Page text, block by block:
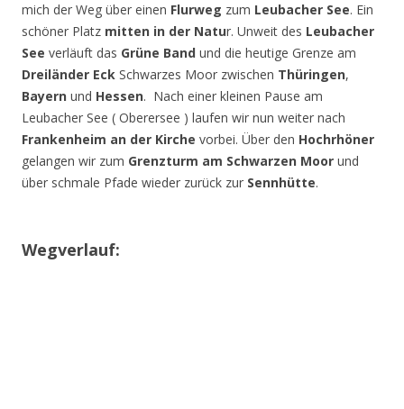
mich der Weg über einen Flurweg zum Leubacher See. Ein
schöner Platz mitten in der Natur. Unweit des Leubacher
See verläuft das Grüne Band und die heutige Grenze am
Dreiländer Eck Schwarzes Moor zwischen Thüringen,
Bayern und Hessen. Nach einer kleinen Pause am
Leubacher See ( Oberersee ) laufen wir nun weiter nach
Frankenheim an der Kirche vorbei. Über den Hochrhöner
gelangen wir zum Grenzturm am Schwarzen Moor und
über schmale Pfade wieder zurück zur Sennhütte.
Wegverlauf: